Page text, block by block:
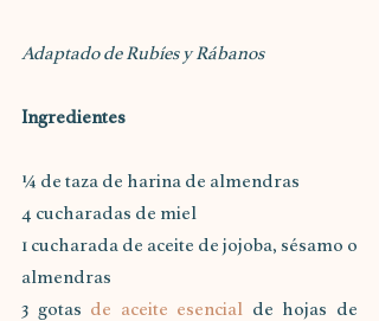
Adaptado de Rubíes y Rábanos
Ingredientes
¼ de taza de harina de almendras
4 cucharadas de miel
1 cucharada de aceite de jojoba, sésamo o
almendras
3 gotas de aceite esencial de hojas de